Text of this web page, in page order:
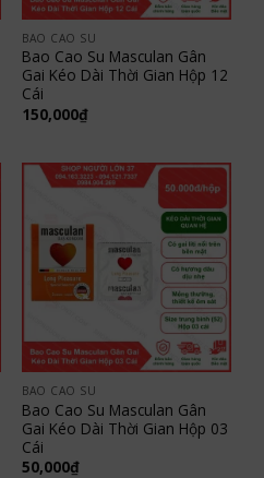
BAO CAO SU
Bao Cao Su Masculan Gân
Gai Kéo Dài Thời Gian Hộp 12
Cái
150,000₫
BAO CAO SU
Bao Cao Su Masculan Gân
Gai Kéo Dài Thời Gian Hộp 03
Cái
50,000₫